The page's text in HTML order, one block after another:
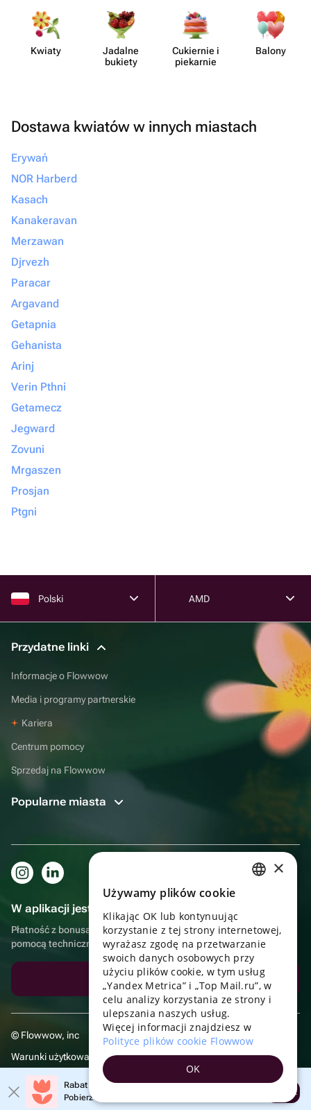
Kwiaty
Jadalne
bukiety
Cukiernie i
piekarnie
Balony
Dostawa kwiatów w innych miastach
Erywań
NOR Harberd
Kasach
Kanakeravan
Merzawan
Djrvezh
Paracar
Argavand
Getapnia
Gehanista
Arinj
Verin Pthni
Getamecz
Jegward
Zovuni
Mrgaszen
Prosjan
Ptgni
Polski AMD
Przydatne linki
Informacje o Flowwow
Media i programy partnerskie
Kariera
Centrum pomocy
Sprzedaj na Flowwow
Popularne miasta
W aplikacji jest to jeszcze wygodniejsze!
Płatność z bonusami, samodzielna dostawa, wygodny czat z
pomocą techniczną
Pobierz aplikację
© Flowwow, inc
Warunki użytkowania
Polityka prywatnościRabat 20% na pierwsze zamówienie!
Pobierz aplikację i skorzystaj z promocji
Otwórz
UKRAINIAN
PORTUGUESE
SPANISH
TURKISH
GERMAN
×
Używamy plików cookie
Klikając OK lub kontynuując
korzystanie z tej strony internetowej,
wyrażasz zgodę na przetwarzanie
swoich danych osobowych przy
użyciu plików cookie, w tym usług
„Yandex Metrica” i „Top Mail.ru”, w
celu analizy korzystania ze strony i
ulepszania naszych usług.
Więcej informacji znajdziesz w
Polityce plików cookie Flowwow
OK